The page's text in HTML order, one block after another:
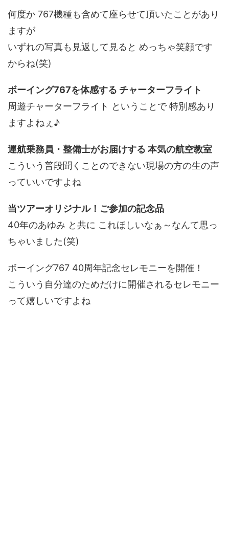
何度か 767機種も含めて座らせて頂いたことがあり
ますが
いずれの写真も見返して見ると めっちゃ笑顔です
からね(笑)
ボーイング767を体感する チャーターフライト
周遊チャーターフライト ということで 特別感あり
ますよねぇ♪
運航乗務員・整備士がお届けする 本気の航空教室
こういう普段聞くことのできない現場の方の生の声
っていいですよね
当ツアーオリジナル！ご参加の記念品
40年のあゆみ と共に これほしいなぁ～なんて思っ
ちゃいました(笑)
ボーイング767 40周年記念セレモニーを開催！
こういう自分達のためだけに開催されるセレモニー
って嬉しいですよね